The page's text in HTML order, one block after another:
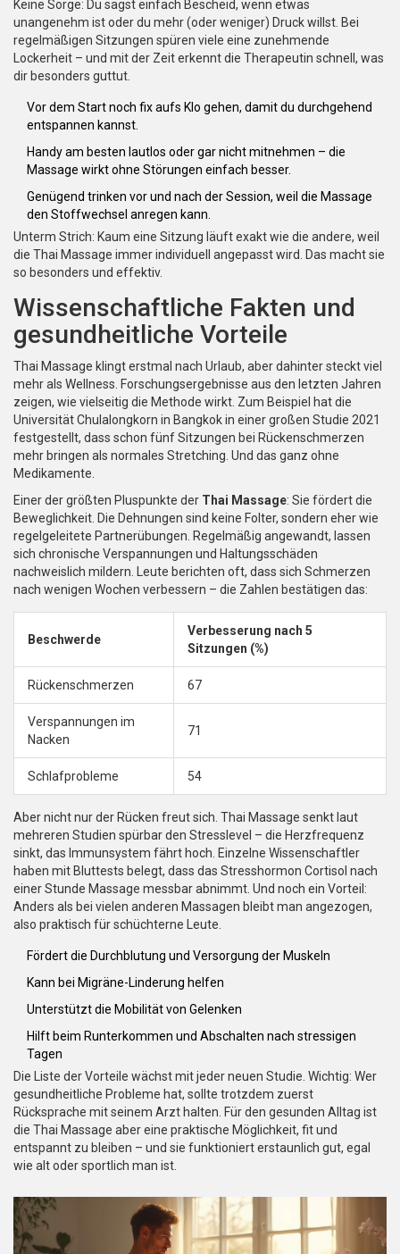
Keine Sorge: Du sagst einfach Bescheid, wenn etwas
unangenehm ist oder du mehr (oder weniger) Druck willst. Bei
regelmäßigen Sitzungen spüren viele eine zunehmende
Lockerheit – und mit der Zeit erkennt die Therapeutin schnell, was
dir besonders guttut.
Vor dem Start noch fix aufs Klo gehen, damit du durchgehend
entspannen kannst.
Handy am besten lautlos oder gar nicht mitnehmen – die
Massage wirkt ohne Störungen einfach besser.
Genügend trinken vor und nach der Session, weil die Massage
den Stoffwechsel anregen kann.
Unterm Strich: Kaum eine Sitzung läuft exakt wie die andere, weil
die Thai Massage immer individuell angepasst wird. Das macht sie
so besonders und effektiv.
Wissenschaftliche Fakten und
gesundheitliche Vorteile
Thai Massage klingt erstmal nach Urlaub, aber dahinter steckt viel
mehr als Wellness. Forschungsergebnisse aus den letzten Jahren
zeigen, wie vielseitig die Methode wirkt. Zum Beispiel hat die
Universität Chulalongkorn in Bangkok in einer großen Studie 2021
festgestellt, dass schon fünf Sitzungen bei Rückenschmerzen
mehr bringen als normales Stretching. Und das ganz ohne
Medikamente.
Einer der größten Pluspunkte der Thai Massage: Sie fördert die
Beweglichkeit. Die Dehnungen sind keine Folter, sondern eher wie
regelgeleitete Partnerübungen. Regelmäßig angewandt, lassen
sich chronische Verspannungen und Haltungsschäden
nachweislich mildern. Leute berichten oft, dass sich Schmerzen
nach wenigen Wochen verbessern – die Zahlen bestätigen das:
Beschwerde
Verbesserung nach 5
Sitzungen (%)
Rückenschmerzen 67
Verspannungen im
Nacken
71
Schlafprobleme 54
Aber nicht nur der Rücken freut sich. Thai Massage senkt laut
mehreren Studien spürbar den Stresslevel – die Herzfrequenz
sinkt, das Immunsystem fährt hoch. Einzelne Wissenschaftler
haben mit Bluttests belegt, dass das Stresshormon Cortisol nach
einer Stunde Massage messbar abnimmt. Und noch ein Vorteil:
Anders als bei vielen anderen Massagen bleibt man angezogen,
also praktisch für schüchterne Leute.
Fördert die Durchblutung und Versorgung der Muskeln
Kann bei Migräne-Linderung helfen
Unterstützt die Mobilität von Gelenken
Hilft beim Runterkommen und Abschalten nach stressigen
Tagen
Die Liste der Vorteile wächst mit jeder neuen Studie. Wichtig: Wer
gesundheitliche Probleme hat, sollte trotzdem zuerst
Rücksprache mit seinem Arzt halten. Für den gesunden Alltag ist
die Thai Massage aber eine praktische Möglichkeit, fit und
entspannt zu bleiben – und sie funktioniert erstaunlich gut, egal
wie alt oder sportlich man ist.